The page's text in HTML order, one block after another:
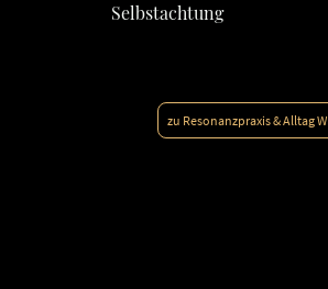
Selbstachtung
zu Resonanzpraxis & Alltag W